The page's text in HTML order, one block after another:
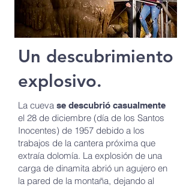
Un descubrimiento
explosivo.
La cueva se descubrió casualmente
el 28 de diciembre (día de los Santos
Inocentes) de 1957 debido a los
trabajos de la cantera próxima que
extraía dolomía. La explosión de una
carga de dinamita abrió un agujero en
la pared de la montaña, dejando al